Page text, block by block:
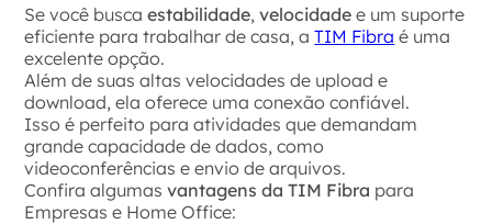
Se você buscaestabilidade,velocidade e um suporte
eficiente para trabalhar de casa, aTIM Fibra é uma
excelente opção.
Além de suas altas velocidades de upload e
download, ela oferece uma conexão confiável.
Isso é perfeito para atividades que demandam
grande capacidade de dados, como
videoconferências e envio de arquivos.
Confira algumasvantagens da TIM Fibra para
Empresas e Home Office: